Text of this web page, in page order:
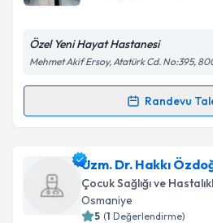
Özel Yeni Hayat Hastanesi
Mehmet Akif Ersoy, Atatürk Cd. No:395,
Randevu
Randevu Takvimi Talebi
Uzm. Dr. Bedia Efendioğlu
takvimi talebi oluşturun. Size
almanız için bir takvim
bilgilendireceğiz.
Uzm. Dr. Hakkı
Çocuk Sağlığı ve
Osmaniye
5 (1 Değerlendirme)